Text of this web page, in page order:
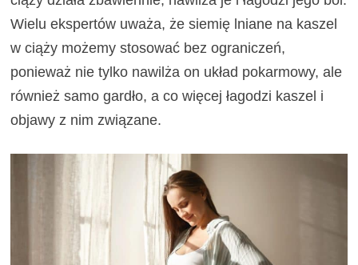
Wielu ekspertów uważa, że siemię lniane na kaszel
w ciąży możemy stosować bez ograniczeń,
ponieważ nie tylko nawilża on układ pokarmowy, ale
również samo gardło, a co więcej łagodzi kaszel i
objawy z nim związane.